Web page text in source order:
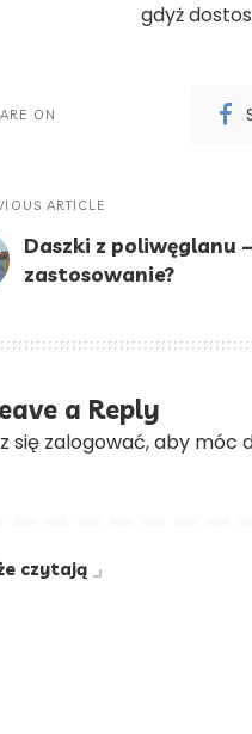
gdyż
ON
ARTICLE
Daszki z poliwęglanu
zastosowanie?
a Reply
się zalogować, aby móc
czytają